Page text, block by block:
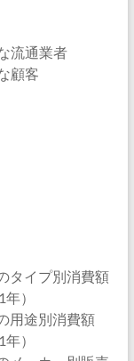
流通業者
顧客
タイプ別消費額
）
用途別消費額
）